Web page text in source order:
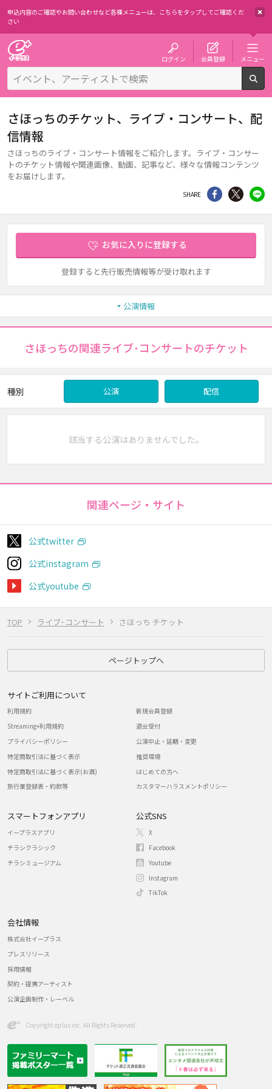
申込内容のご確認やお問い合わせなど各種メニューは、 こちらをタップしてご確認くだ
さい
ログイン 会員登録 メニュー
TOP ライブ･コンサート さほっち チケット
さほっちのチケット、ライブ・コンサート、配
信情報
さほっちのライブ・コンサート情報をご紹介します。ライブ・コンサー
トのチケット情報や関連画像、動画、記事など、様々な情報コンテンツ
をお届けします。
SHARE シェア Twitter
お気に入りに登録する
登録すると先行販売情報等が受け取れます
公演情報
さほっちの関連ライブ･コンサートのチケット
種別 公演 配信
該当する公演はありませんでした。
関連ページ・サイト
公式twitter
公式instagram
公式youtube
ページトップへ
サイトご利用について
利用規約
Streaming+利用規約
プライバシーポリシー
特定商取引法に基づく表示
特定商取引法に基づく表示(お酒)
旅行業登録表・約款等
新規会員登録
退会受付
公演中止・延期・変更
推奨環境
はじめての方へ
カスタマーハラスメントポリシー
スマートフォンアプリ
イープラスアプリ
チラシクラシック
チラシミュージアム
公式SNS
X
Facebook
Youtube
Instagram
TikTok
会社情報
株式会社イープラス
プレスリリース
採用情報
契約・提携アーティスト
公演企画制作・レーベル
Copyright eplus inc. All Rights Reserved.